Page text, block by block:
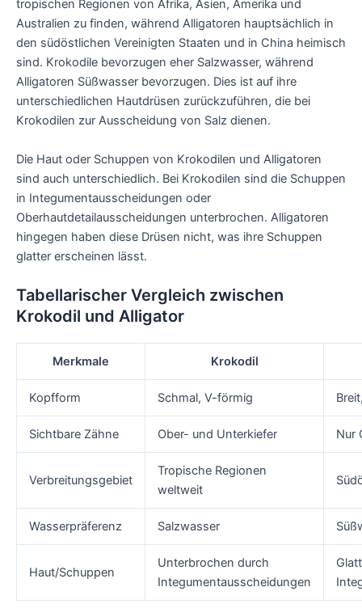
tropischen Regionen von Afrika, Asien, Amerika und
Australien zu finden, während Alligatoren hauptsächlich in
den südöstlichen Vereinigten Staaten und in China heimisch
sind. Krokodile bevorzugen eher Salzwasser, während
Alligatoren Süßwasser bevorzugen. Dies ist auf ihre
unterschiedlichen Hautdrüsen zurückzuführen, die bei
Krokodilen zur Ausscheidung von Salz dienen.
Die Haut oder Schuppen von Krokodilen und Alligatoren
sind auch unterschiedlich. Bei Krokodilen sind die Schuppen
in Integumentausscheidungen oder
Oberhautdetailausscheidungen unterbrochen. Alligatoren
hingegen haben diese Drüsen nicht, was ihre Schuppen
glatter erscheinen lässt.
Tabellarischer Vergleich zwischen
Krokodil und Alligator
Merkmale Krokodil
Kopfform Schmal, V-förmig
Sichtbare Zähne Ober- und Unterkiefer Nur
Verbreitungsgebiet
Tropische Regionen
weltweit
Wasserpräferenz Salzwasser
Haut/Schuppen
Unterbrochen durch
Integumentausscheidungen